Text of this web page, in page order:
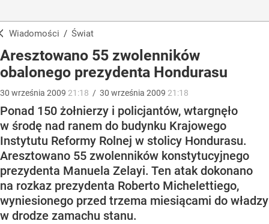
Wiadomości / Świat
Aresztowano 55 zwolenników
obalonego prezydenta Hondurasu
30 września 2009 21:18 / 30 września 2009 21:18
Ponad 150 żołnierzy i policjantów, wtargnęło
w środę nad ranem do budynku Krajowego
Instytutu Reformy Rolnej w stolicy Hondurasu.
Aresztowano 55 zwolenników konstytucyjnego
prezydenta Manuela Zelayi. Ten atak dokonano
na rozkaz prezydenta Roberto Michelettiego,
wyniesionego przed trzema miesiącami do władzy
w drodze zamachu stanu.